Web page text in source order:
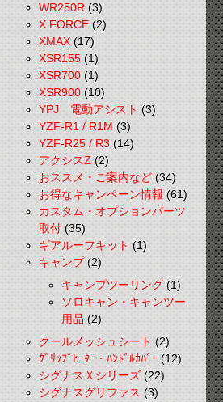
WR250R(3)
X FORCE(2)
XMAX(17)
XSR155(1)
XSR700(1)
XSR900(10)
YPJ 電動アシスト(3)
YZF-R1 / R1M(3)
YZF-R25 / R3(14)
アクシスZ(2)
おススメ・ご案内など(34)
お得なキャンペーン情報(61)
カスタム・オプションパーツ
取付(35)
ギアルーフキット(1)
キャンプ(2)
キャンプツーリング(1)
ソロキャン・キャンツー
用品(2)
クールメッシュシート(2)
ｸﾞﾘｯﾌﾟﾋｰﾀｰ・ﾊﾝﾄﾞﾙｶﾊﾞｰ(12)
シグナスＸシリーズ(22)
シグナスグリファス(3)